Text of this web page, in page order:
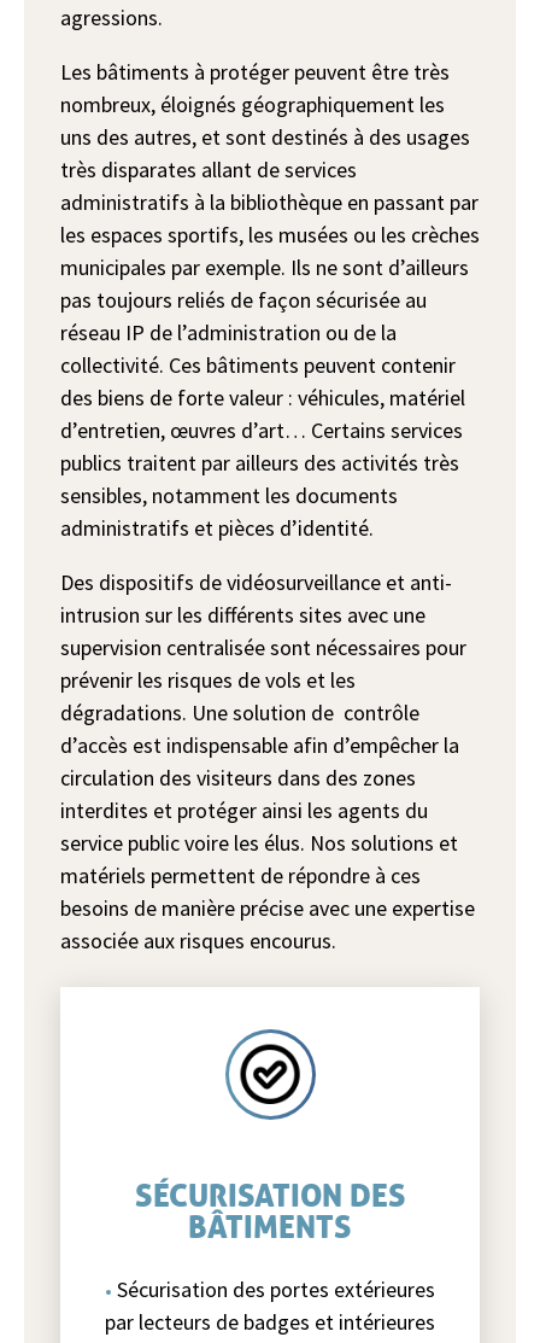
agressions.
Les bâtiments à protéger peuvent être très
nombreux, éloignés géographiquement les
uns des autres, et sont destinés à des usages
très disparates allant de services
administratifs à la bibliothèque en passant par
les espaces sportifs, les musées ou les crèches
municipales par exemple. Ils ne sont d’ailleurs
pas toujours reliés de façon sécurisée au
réseau IP de l’administration ou de la
collectivité. Ces bâtiments peuvent contenir
des biens de forte valeur : véhicules, matériel
d’entretien, œuvres d’art… Certains services
publics traitent par ailleurs des activités très
sensibles, notamment les documents
administratifs et pièces d’identité.
Des dispositifs de vidéosurveillance et anti-
intrusion sur les différents sites avec une
supervision centralisée sont nécessaires pour
prévenir les risques de vols et les
dégradations. Une solution de contrôle
d’accès est indispensable afin d’empêcher la
circulation des visiteurs dans des zones
interdites et protéger ainsi les agents du
service public voire les élus. Nos solutions et
matériels permettent de répondre à ces
besoins de manière précise avec une expertise
associée aux risques encourus.
SÉCURISATION DES
BÂTIMENTS
Sécurisation des portes extérieures
par lecteurs de badges et intérieures